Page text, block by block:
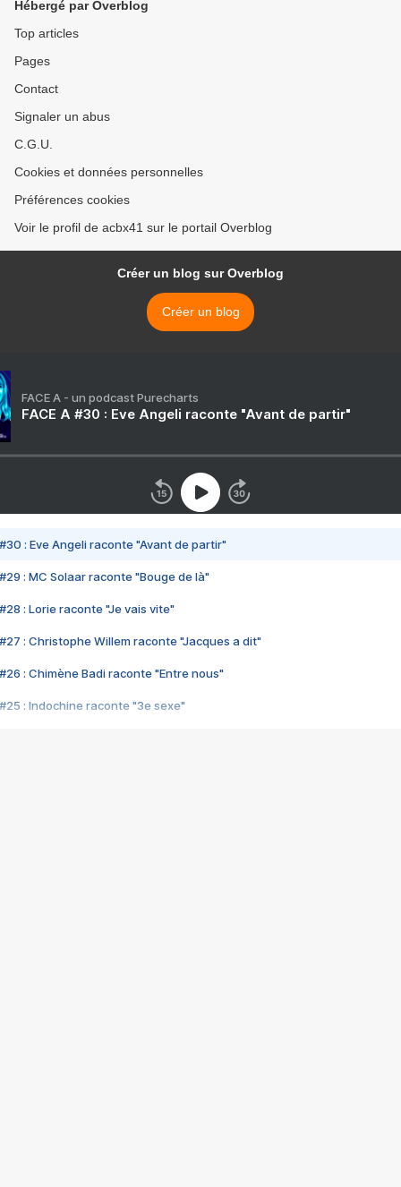
Hébergé par Overblog
Top articles
Pages
Contact
Signaler un abus
C.G.U.
Cookies et données personnelles
Préférences cookies
Voir le profil de acbx41 sur le portail Overblog
Créer un blog sur Overblog
Créer un blog
FACE A - un podcast Purecharts
FACE A #30 : Eve Angeli raconte "Avant de partir"
#30 : Eve Angeli raconte "Avant de partir"
#29 : MC Solaar raconte "Bouge de là"
#28 : Lorie raconte "Je vais vite"
#27 : Christophe Willem raconte "Jacques a dit"
#26 : Chimène Badi raconte "Entre nous"
#25 : Indochine raconte "3e sexe"